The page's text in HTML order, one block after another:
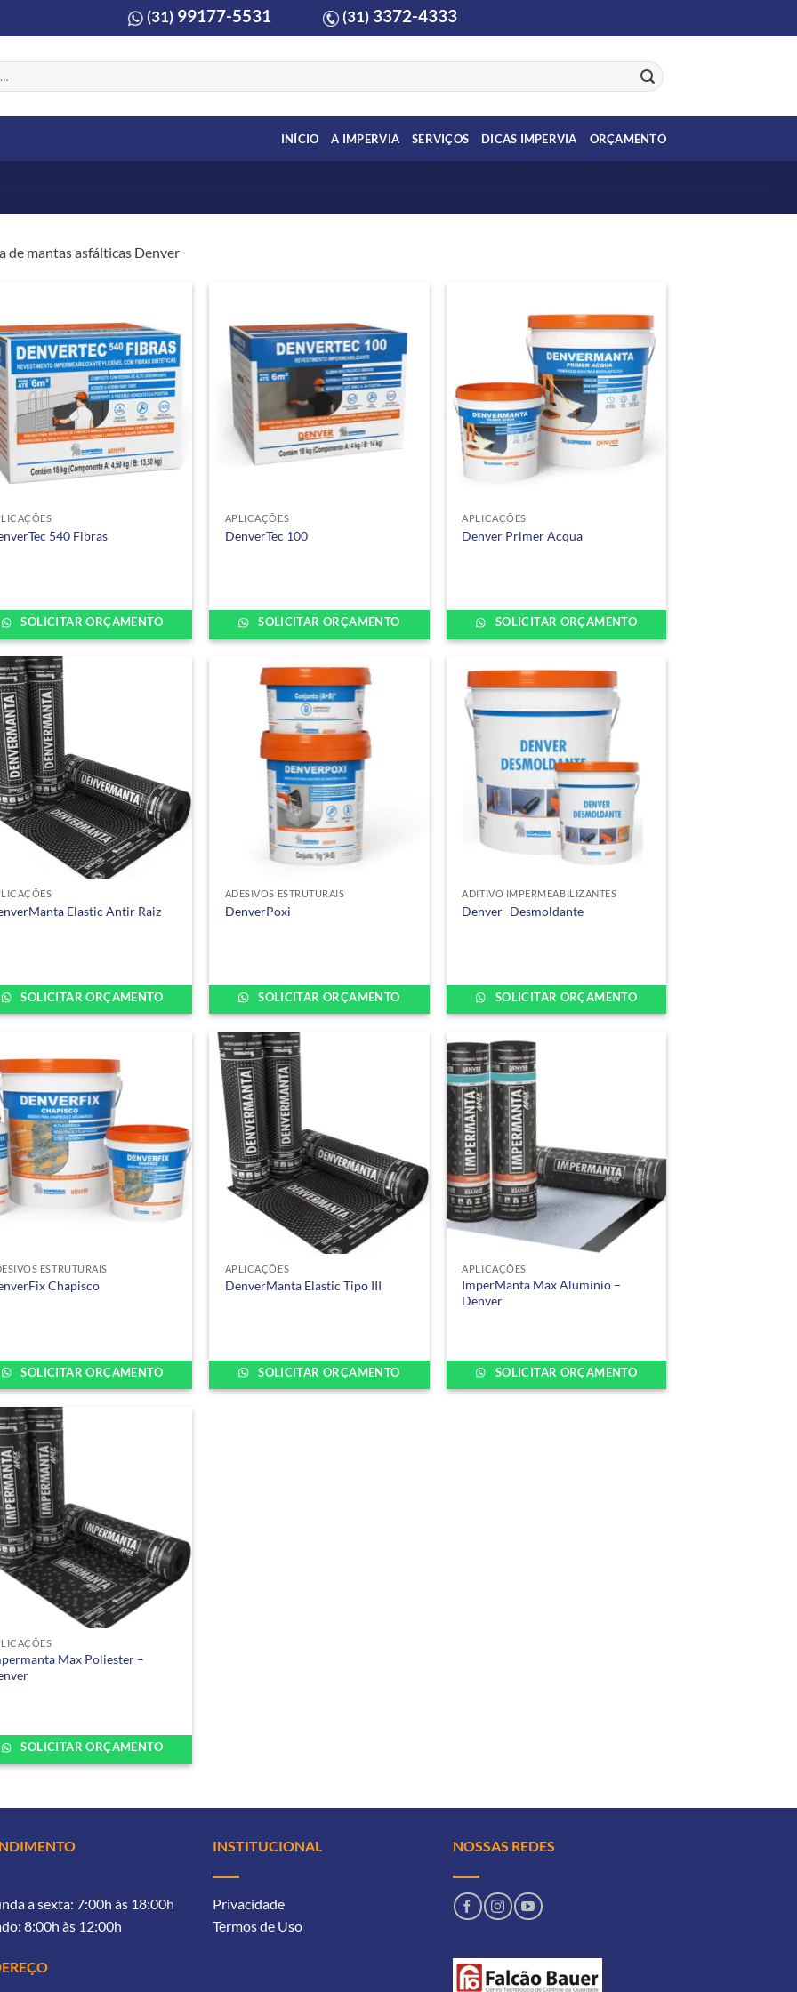
(31) 99177-5531 (31)3372-4333
INÍCIO A IMPERVIA SERVIÇOS DICAS IMPERVIA ORÇAMENTO
de mantas asfálticas Denver
540 Fibras
SOLICITAR ORÇAMENTO
APLICAÇÕES
DenverTec 100
SOLICITAR ORÇAMENTO
APLICAÇÕES
Denver Primer Acqua
SOLICITAR ORÇAMENTO
Elastic Antir Raiz
SOLICITAR ORÇAMENTO
ADESIVOS ESTRUTURAIS
DenverPoxi
SOLICITAR ORÇAMENTO
ADITIVO IMPERMEABILIZANTES
Denver- Desmoldante
SOLICITAR ORÇAMENTO
ESTRUTURAIS
Chapisco
SOLICITAR ORÇAMENTO
APLICAÇÕES
DenverManta Elastic Tipo III
SOLICITAR ORÇAMENTO
APLICAÇÕES
ImperManta Max Alumínio –
Denver
SOLICITAR ORÇAMENTO
Max Poliester –
SOLICITAR ORÇAMENTO
a sexta: 7:00h às 18:00h
8:00h às 12:00h
INSTITUCIONAL
Privacidade
Termos de Uso
NOSSAS REDES